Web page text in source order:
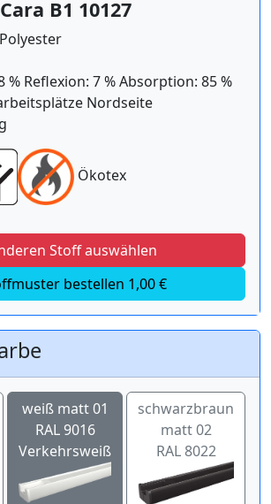
B1 10127
% Reflexion: 7 % Absorption: 85 %
Nordseite
Ökotex
Stoff auswählen
bestellen 1,00 €
weiß matt 01
RAL 9016
Verkehrsweiß
schwarzbraun
matt 02
RAL 8022